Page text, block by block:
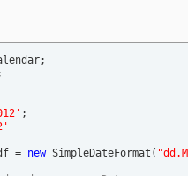
;
= new SimpleDateFormat (